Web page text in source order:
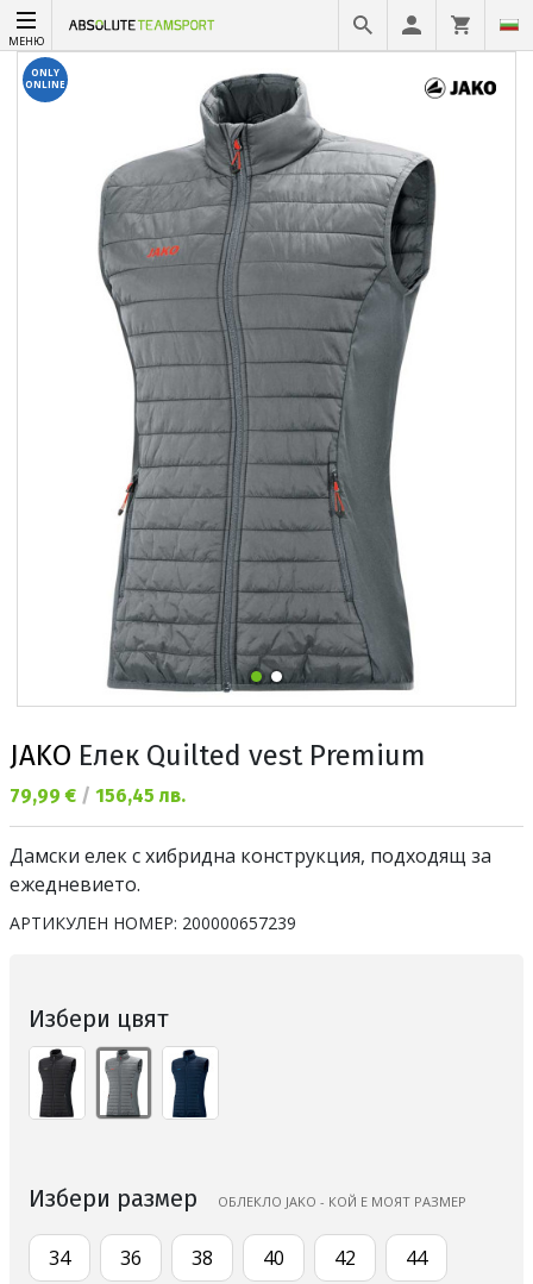
МЕНЮ
ONLY
ONLINE
JAKO Елек Quilted vest Premium
Текуща цена:
79,99 € / 156,45 лв.
Дамски елек с хибридна конструкция, подходящ за
ежедневието.
АРТИКУЛЕН НОМЕР: 200000657239
Избери цвят
Избери размер ОБЛЕКЛО JAKO - КОЙ Е МОЯТ РАЗМЕР
34 36 38 40 42 44